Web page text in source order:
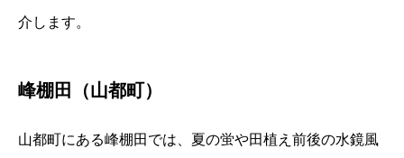
介します。
峰棚田（山都町）
山都町にある峰棚田では、夏の蛍や田植え前後の水鏡風